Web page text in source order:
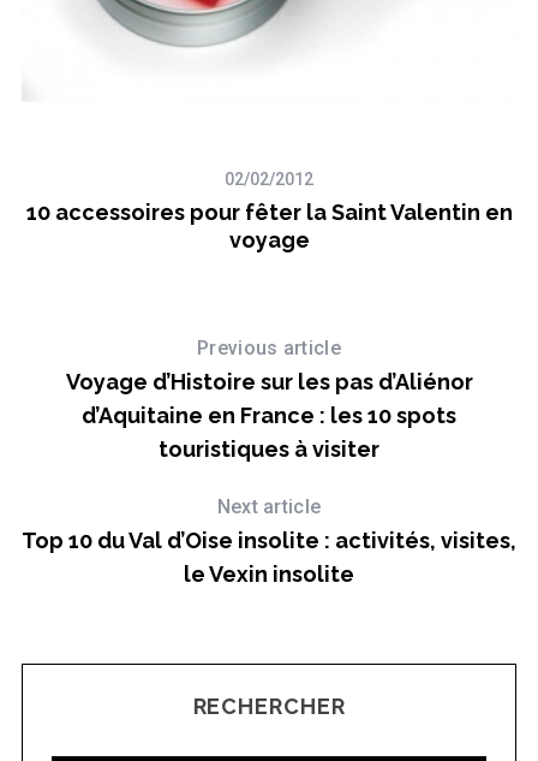
02/02/2012
10 accessoires pour fêter la Saint Valentin en
voyage
Previous article
Voyage d’Histoire sur les pas d’Aliénor
d’Aquitaine en France : les 10 spots
touristiques à visiter
Next article
Top 10 du Val d’Oise insolite : activités, visites,
le Vexin insolite
RECHERCHER